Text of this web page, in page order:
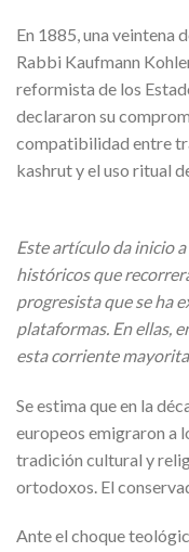
En 1885, una veintena
Rabbi Kaufmann
reformista de los
declararon su
compatibilidad entre
kashrut y el uso ritual
Este artículo da inicio
históricos que
progresista que se ha
plataformas. En ellas,
esta corriente
Se estima que en la
europeos emigraron a
tradición cultural y
ortodoxos. El
Ante el choque